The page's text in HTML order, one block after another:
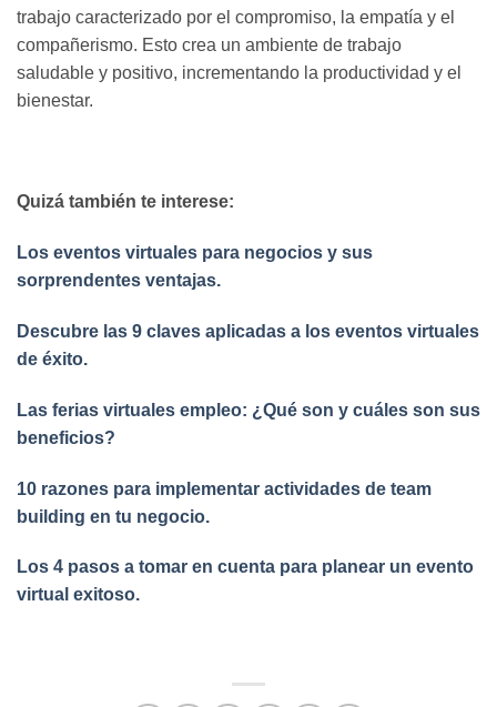
trabajo caracterizado por el compromiso, la empatía y el
compañerismo. Esto crea un ambiente de trabajo
saludable y positivo, incrementando la productividad y el
bienestar.
Quizá también te interese:
Los eventos virtuales para negocios y sus
sorprendentes ventajas.
Descubre las 9 claves aplicadas a los eventos virtuales
de éxito.
Las ferias virtuales empleo: ¿Qué son y cuáles son sus
beneficios?
10 razones para implementar actividades de team
building en tu negocio.
Los 4 pasos a tomar en cuenta para planear un evento
virtual exitoso.